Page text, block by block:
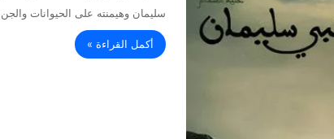
سليمان وهيمنته على الحيوانات والجن -
أكمل القراءة »